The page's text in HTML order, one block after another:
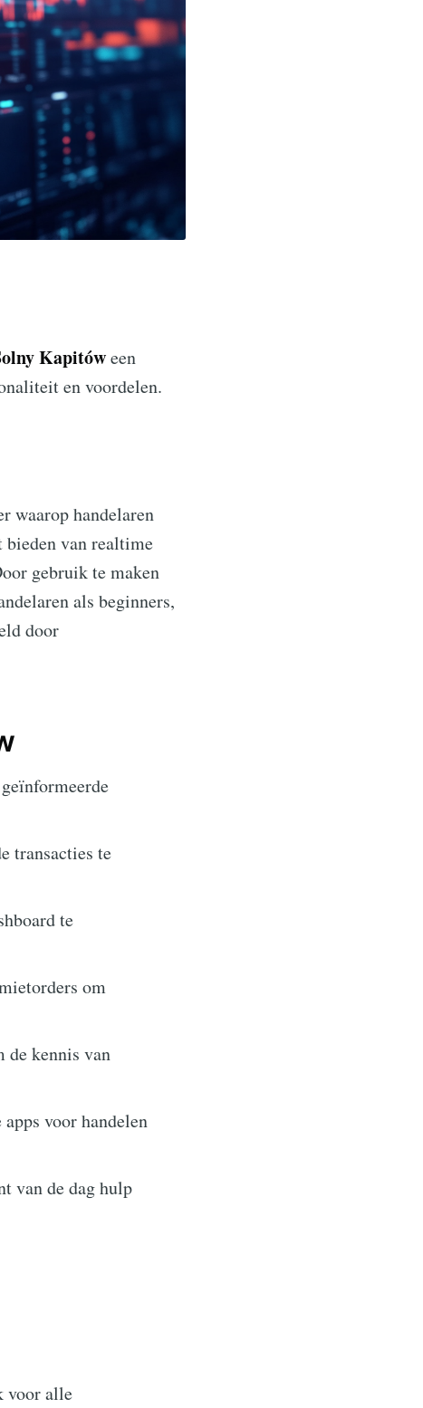
Kapitóween
en voordelen.
waarop handelaren
van realtime
gebruik te maken
als beginners,
door
transacties te
te
om
de kennis van
voor handelen
van de dag hulp
voor alle